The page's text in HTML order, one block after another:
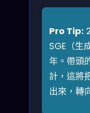
Pro Tip:
SGE（生
年。帶頭
計，這將
出來，轉